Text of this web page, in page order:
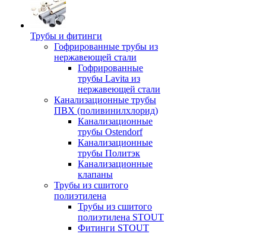
Трубы и фитинги
Гофрированные трубы из
нержавеющей стали
Гофрированные
трубы Lavita из
нержавеющей стали
Канализационные трубы
ПВХ (поливинилхлорид)
Канализационные
трубы Ostendorf
Канализационные
трубы Политэк
Канализационные
клапаны
Трубы из сшитого
полиэтилена
Трубы из сшитого
полиэтилена STOUT
Фитинги STOUT